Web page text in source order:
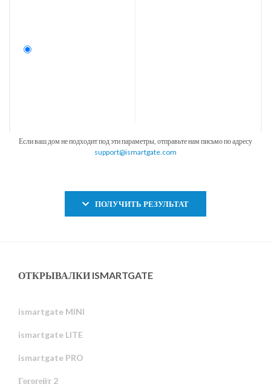
Если ваш дом не подходит под эти параметры, отправьте нам письмо по адресу
support@ismartgate.com
ПОЛУЧИТЬ РЕЗУЛЬТАТ
ОТКРЫВАЛКИ ISMARTGATE
ismartgate MINI
ismartgate LITE
ismartgate PRO
Гогогейт 2